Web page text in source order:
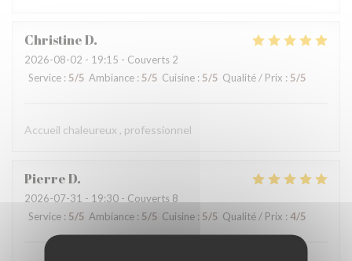
ChristineD
2026-08-02 - 19:15 - Couverts 2
Service : 5/5 Ambiance :5/5 Cuisine :5/5 Qualité / Prix : 5/5
Accueil chaleureux , professionnel
PierreD
2026-07-31 - 19:30 - Couverts 8
Service : 5/5 Ambiance : 5/5 Cuisine : 5/5 Qualité / Prix : 4/5